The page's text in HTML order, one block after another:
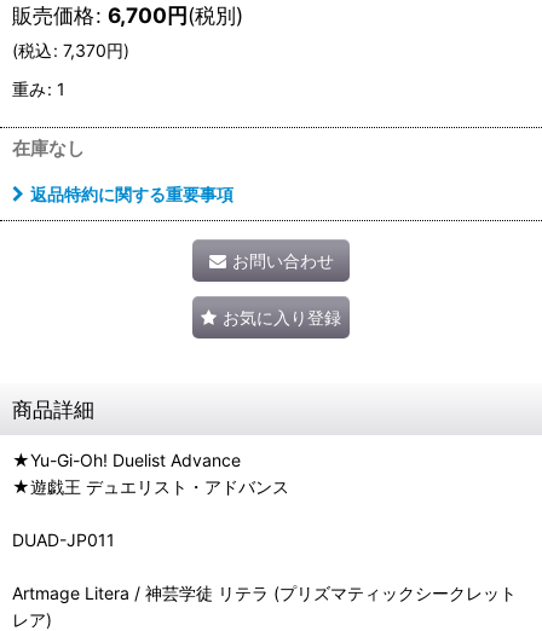
販売価格: 6,700円(税別)
(税込: 7,370円)
重み: 1
在庫なし
返品特約に関する重要事項
お問い合わせ
お気に入り登録
商品詳細
★Yu-Gi-Oh! Duelist Advance
★遊戯王 デュエリスト・アドバンス
DUAD-JP011
Artmage Litera / 神芸学徒 リテラ (プリズマティックシークレット
レア)